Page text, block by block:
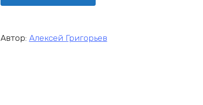
Автор: Алексей Григорьев